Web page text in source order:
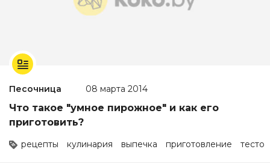
Песочница 08 марта 2014
Что такое "умное пирожное" и как его
приготовить?
рецепты кулинария выпечка приготовление тесто